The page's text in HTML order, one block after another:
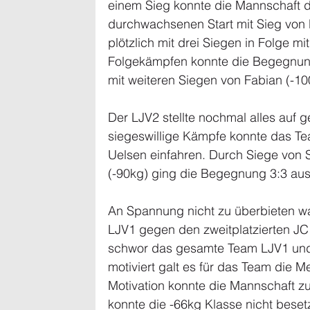
einem Sieg konnte die Mannschaft
durchwachsenen Start mit Sieg
plötzlich mit drei Siegen in Folge
Folgekämpfen konnte die
mit weiteren Siegen von Fabian (-
Der LJV2 stellte nochmal alles auf
siegeswillige Kämpfe konnte das
Uelsen einfahren. Durch Siege
(-90kg) ging die Begegnung 3:3
An Spannung nicht zu überbieten
LJV1 gegen den zweitplatzierten
schwor das gesamte Team LJV1
motiviert galt es für das Team die
Motivation konnte die Mannschaft
konnte die -66kg Klasse nicht